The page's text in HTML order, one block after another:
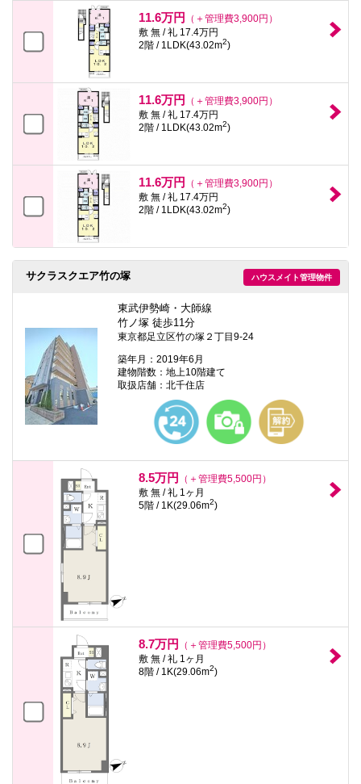
11.6万円
（＋管理費3,900円）
敷 無 / 礼 17.4万円
2階 / 1LDK(43.02m2)
11.6万円
（＋管理費3,900円）
敷 無 / 礼 17.4万円
2階 / 1LDK(43.02m2)
11.6万円
（＋管理費3,900円）
敷 無 / 礼 17.4万円
2階 / 1LDK(43.02m2)
ハウスメイト管理物件
サクラスクエア竹の塚
東武伊勢崎・大師線
竹ノ塚 徒歩11分
東京都足立区竹の塚２丁目9-24
築年月：2019年6月
建物階数：地上10階建て
取扱店舗：北千住店
8.5万円
（＋管理費5,500円）
敷 無 / 礼 1ヶ月
5階 / 1K(29.06m2)
8.7万円
（＋管理費5,500円）
敷 無 / 礼 1ヶ月
8階 / 1K(29.06m2)